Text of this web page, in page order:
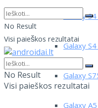
Galaxy
Galaxy
Galaxy
No Result
Visi paieškos rezultatai
No Result
Visi paieškos rezultatai